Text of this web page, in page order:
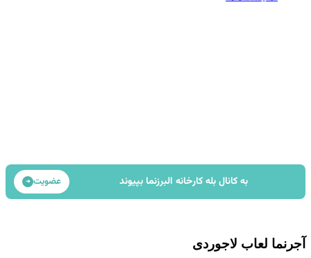
به کانال بله کارخانه البرزنما بپیوند عضویت ➜
آجرنما لعاب لاجوردی